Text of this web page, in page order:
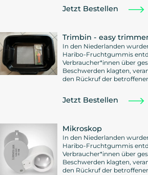
Jetzt Bestellen
Trimbin - easy
In den Niederlanden
Haribo-Fruchtgummis
Verbraucher*innen über
Beschwerden klagten,
den Rückruf der
Jetzt Bestellen
Mikroskop
In den Niederlanden
Haribo-Fruchtgummis
Verbraucher*innen über
Beschwerden klagten,
den Rückruf der